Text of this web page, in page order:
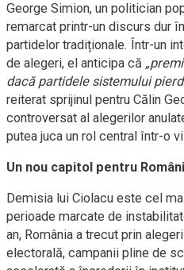
George Simion, un politician
remarcat printr-un discurs dur
partidelor tradiționale. Într-un
de alegeri, el anticipa că
dacă partidele sistemului pierd
reiterat sprijinul pentru Călin
controversat al alegerilor
putea juca un rol central într-o
Un nou capitol pentru
Demisia lui Ciolacu este cel
perioade marcate de
an, România a trecut prin
electorală, campanii pline de